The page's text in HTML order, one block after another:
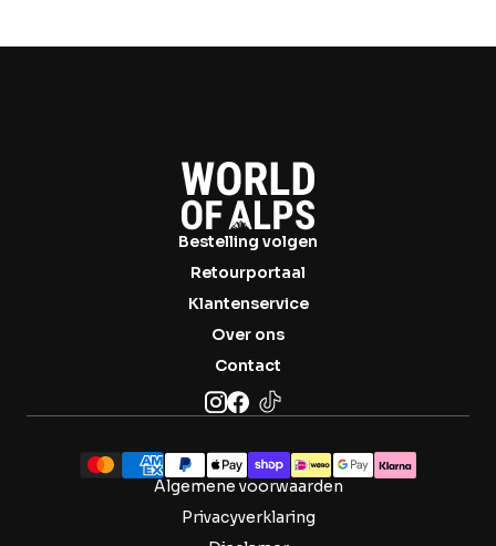
Bestelling volgen
Retourportaal
Klantenservice
Over ons
Contact
Algemene voorwaarden
Privacyverklaring